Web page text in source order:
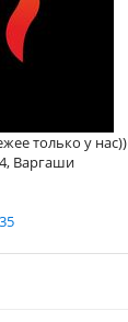
только у нас))
Варгаши